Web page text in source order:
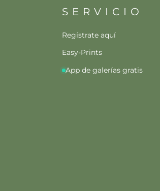
SERVICIO
Regístrate aquí
Easy-Prints
App de galerías gratis